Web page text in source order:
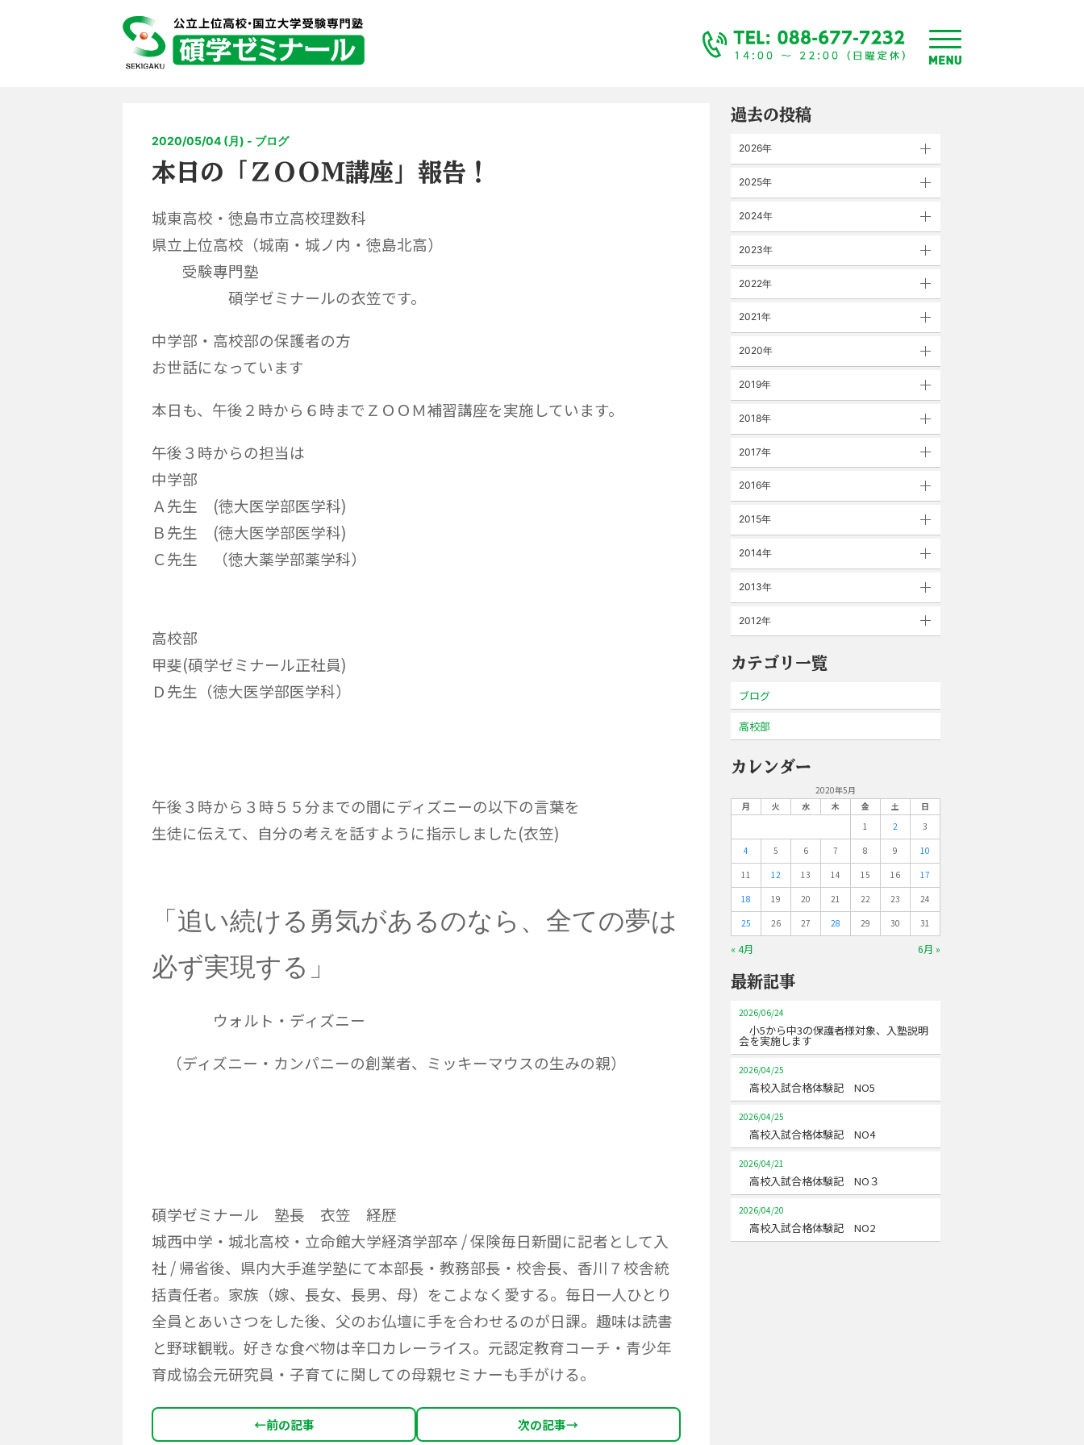
toggle
menu
2020/05/04 (月) - ブログ
本日の「ＺＯＯＭ講座」報告！
城東高校・徳島市立高校理数科
県立上位高校（城南・城ノ内・徳島北高）
受験專門塾
碩学ゼミナールの衣笠です。
中学部・高校部の保護者の方
お世話になっています
本日も、午後２時から６時までＺＯＯＭ補習講座を実施しています。
午後３時からの担当は
中学部
Ａ先生 (徳大医学部医学科)
Ｂ先生 (徳大医学部医学科)
Ｃ先生 （徳大薬学部薬学科）
高校部
甲斐(碩学ゼミナール正社員)
Ｄ先生（徳大医学部医学科）
午後３時から３時５５分までの間にディズニーの以下の言葉を
生徒に伝えて、自分の考えを話すように指示しました(衣笠)
「追い続ける勇気があるのなら、全ての夢は
必ず実現する」
ウォルト・ディズニー
（ディズニー・カンパニーの創業者、ミッキーマウスの生みの親）
碩学ゼミナール 塾長 衣笠 経歴
城西中学・城北高校・立命館大学経済学部卒 / 保険毎日新聞に記者として入
社 / 帰省後、県内大手進学塾にて本部長・教務部長・校舎長、香川７校舎統
括責任者。家族（嫁、長女、長男、母）をこよなく愛する。毎日一人ひとり
全員とあいさつをした後、父のお仏壇に手を合わせるのが日課。趣味は読書
と野球観戦。好きな食べ物は辛口カレーライス。元認定教育コーチ・青少年
育成協会元研究員・子育てに関しての母親セミナーも手がける。
←前の記事 次の記事→
過去の投稿
2026年
2025年
2024年
2023年
2022年
2021年
2020年
2019年
2018年
2017年
2016年
2015年
2014年
2013年
2012年
カテゴリ一覧
ブログ
高校部
カレンダー
2020年5月
月
火 水 木 金 土
日
1
2
3
4
5 6 7 8 9
10
11
12 13 14 15 16
17
18
19 20 21 22 23
24
25
26 27 28 29 30 31
« 4月 6月 »
最新記事
2026/06/24
小5から中3の保護者様対象、入塾説明
会を実施します
2026/04/25
高校入試合格体験記 NO5
2026/04/25
高校入試合格体験記 NO4
2026/04/21
高校入試合格体験記 NO３
2026/04/20
高校入試合格体験記 NO2